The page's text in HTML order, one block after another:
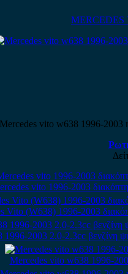
MERCEDES
vito w638 1996-2003
vito 1996-2003
Vito (W638) 1996-2003
2003 2.0-2.3cc βενζίνη
Mercedes vito w638 1996-